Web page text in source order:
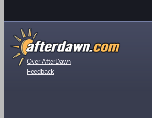
Over AfterDawn
Feedback